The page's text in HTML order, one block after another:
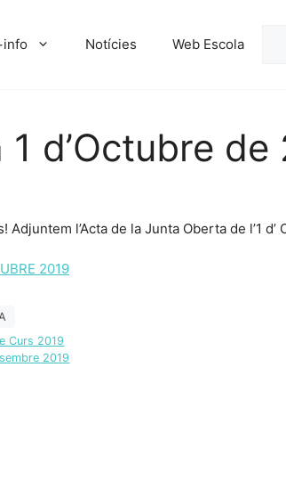
Notícies Web Escola
1 d’Octubre de
Adjuntem l’Acta de la Junta Oberta de l’1 d’
2019
Curs 2019
2019